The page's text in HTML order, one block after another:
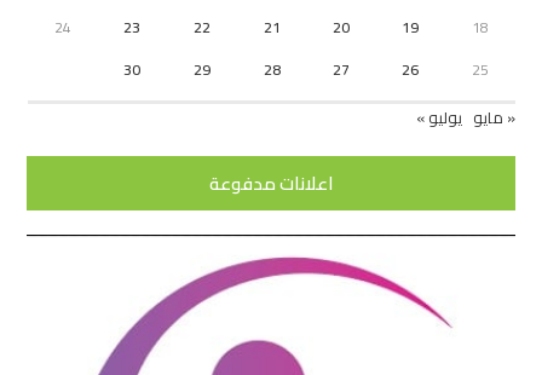
18
19
20
21
22
23
24
25
26
27
28
29
30
« مايو يوليو »
اعلانات مدفوعة